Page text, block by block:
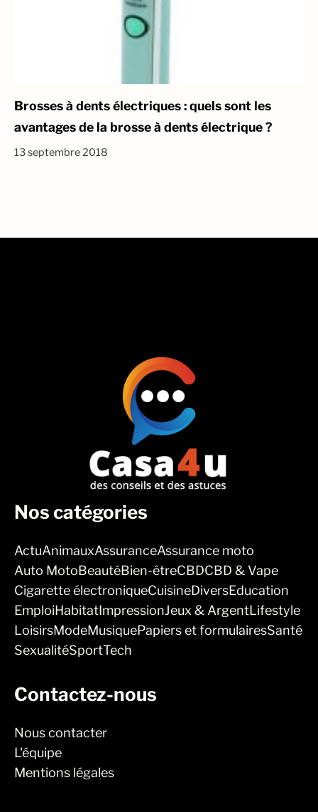
Brosses à dents électriques : quels sont les
avantages de la brosse à dents électrique ?
13 septembre 2018
Nos catégories
ActuAnimauxAssuranceAssurance moto
Auto MotoBeautéBien-êtreCBDCBD & Vape
Cigarette électroniqueCuisineDiversEducation
EmploiHabitatImpressionJeux & ArgentLifestyle
LoisirsModeMusiquePapiers et formulairesSanté
SexualitéSportTech
Contactez-nous
Nous contacter
L'équipe
Mentions légales